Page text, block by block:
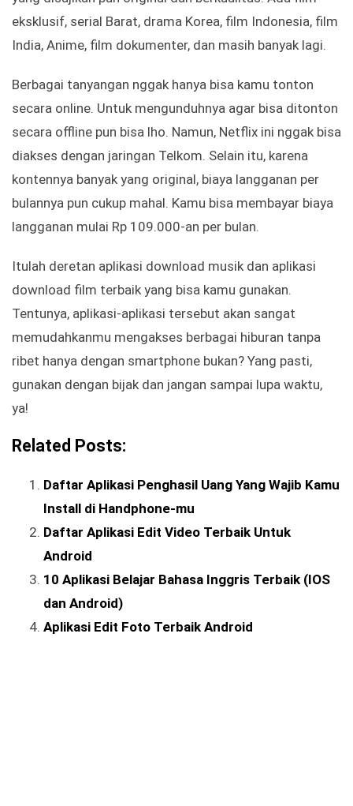
eksklusif, serial Barat, drama Korea, film Indonesia, film
India, Anime, film dokumenter, dan masih banyak lagi.
Berbagai tanyangan nggak hanya bisa kamu tonton
secara online. Untuk mengunduhnya agar bisa ditonton
secara offline pun bisa lho. Namun, Netflix ini nggak bisa
diakses dengan jaringan Telkom. Selain itu, karena
kontennya banyak yang original, biaya langganan per
bulannya pun cukup mahal. Kamu bisa membayar biaya
langganan mulai Rp 109.000-an per bulan.
Itulah deretan aplikasi download musik dan aplikasi
download film terbaik yang bisa kamu gunakan.
Tentunya, aplikasi-aplikasi tersebut akan sangat
memudahkanmu mengakses berbagai hiburan tanpa
ribet hanya dengan smartphone bukan? Yang pasti,
gunakan dengan bijak dan jangan sampai lupa waktu,
ya!
Related Posts:
Daftar Aplikasi Penghasil Uang Yang Wajib Kamu
Install di Handphone-mu
Daftar Aplikasi Edit Video Terbaik Untuk
Android
10 Aplikasi Belajar Bahasa Inggris Terbaik (IOS
dan Android)
Aplikasi Edit Foto Terbaik Android